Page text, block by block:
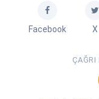
Facebook X